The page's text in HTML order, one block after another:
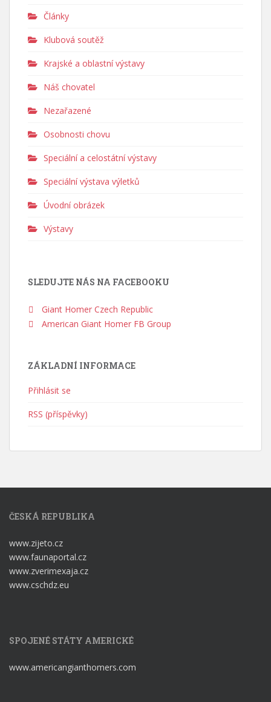
Články
Klubová soutěž
Krajské a oblastní výstavy
Náš chovatel
Nezařazené
Osobnosti chovu
Speciální a celostátní výstavy
Speciální výstava výletků
Úvodní obrázek
Výstavy
SLEDUJTE NÁS NA FACEBOOKU
Giant Homer Czech Republic
American Giant Homer FB Group
ZÁKLADNÍ INFORMACE
Přihlásit se
RSS (příspěvky)
ČESKÁ REPUBLIKA
www.zijeto.cz
www.faunaportal.cz
www.zverimexaja.cz
www.cschdz.eu
SPOJENÉ STÁTY AMERICKÉ
www.americangianthomers.com